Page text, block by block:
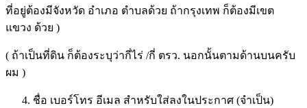
ที่อยู่ต้องมีจังหวัด อำเภอ ตำบลด้วย ถ้ากรุงเทพ ก็ต้องมีเขต
แขวง ด้วย )
( ถ้าเป็นที่ดิน ก็ต้องระบุว่ากี่ไร่ /กี่ ตรว. นอกนั้นตามด้านบนครับ
ผม )
ชื่อ เบอร์โทร อีเมล สำหรับใส่ลงในประกาศ (จำเป็น)